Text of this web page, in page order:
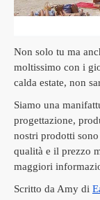
Non solo tu ma
moltissimo con i
calda estate, non
Siamo una
progettazione,
nostri prodotti
qualità e il prezzo
maggiori
Scritto da Amy di